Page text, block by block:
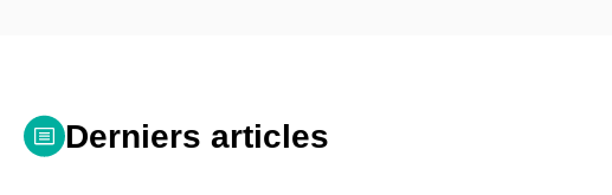
Derniers articles